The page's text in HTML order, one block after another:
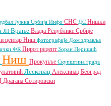
Јужна Србија Инфо СНС ДС Нишки
ЈП Врање Влада Републике Србије
центар Ниш фотографије Дом здравља
ФК Пирот рецепт Зоран Перишић
Ниш Прокупље Скупштина града
Лесковац Алексинац Београд
Драгана Сотировски